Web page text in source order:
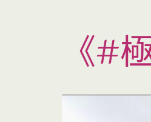
《#